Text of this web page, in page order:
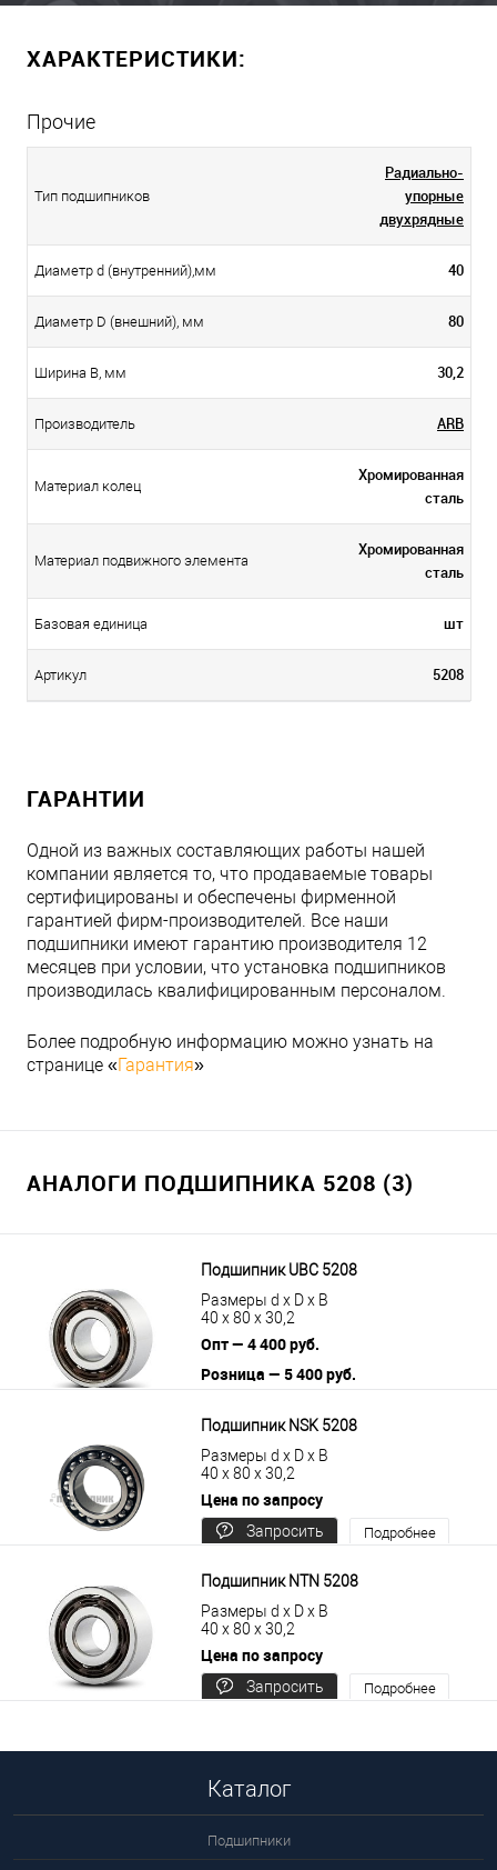
ХАРАКТЕРИСТИКИ:
Прочие
Тип подшипников
Радиально-
упорные
двухрядные
Диаметр d (внутренний),мм 40
Диаметр D (внешний), мм 80
Ширина B, мм 30,2
Производитель ARB
Материал колец
Хромированная
сталь
Материал подвижного элемента
Хромированная
сталь
Базовая единица шт
Артикул 5208
ГАРАНТИИ
Одной из важных составляющих работы нашей
компании является то, что продаваемые товары
сертифицированы и обеспечены фирменной
гарантией фирм-производителей. Все наши
подшипники имеют гарантию производителя 12
месяцев при условии, что установка подшипников
производилась квалифицированным персоналом.
Более подробную информацию можно узнать на
странице «Гарантия»
АНАЛОГИ ПОДШИПНИКА 5208 (3)
Подшипник UBC 5208
Размеры d x D x B
40 x 80 x 30,2
Опт — 4 400 руб.
Розница — 5 400 руб.
Подшипник NSK 5208
Размеры d x D x B
40 x 80 x 30,2
Цена по запросу
Запросить
Подробнее
Подшипник NTN 5208
Размеры d x D x B
40 x 80 x 30,2
Цена по запросу
Запросить
Подробнее
Каталог
Подшипники